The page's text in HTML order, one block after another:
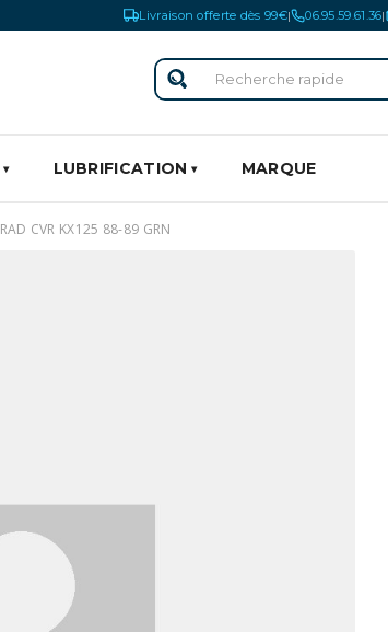
Livraison offerte dès 99€| 06.95.59.61.36|
LUBRIFICATION MARQUE
RAD CVR KX125 88-89 GRN